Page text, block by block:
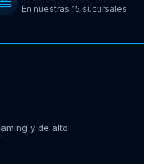
En nuestras 15 sucursales
y de alto